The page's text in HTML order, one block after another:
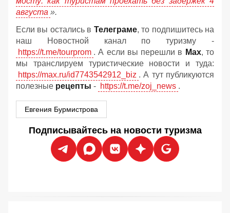
августа ».
Если вы остались в Телеграме, то подпишитесь на
наш Новостной канал по туризму -
https://t.me/tourprom . А если вы перешли в Мах, то
мы транслируем туристические новости и туда:
https://max.ru/id7743542912_biz . А тут публикуются
полезные рецепты - https://t.me/zoj_news .
Евгения Бурмистрова
Подписывайтесь на новости туризма